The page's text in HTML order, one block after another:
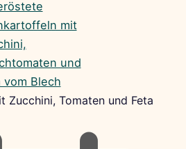
Zucchini, Tomaten und Feta